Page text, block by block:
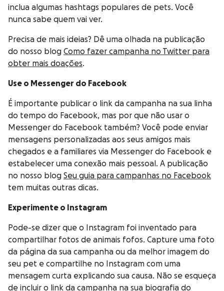
inclua algumas hashtags populares de pets. Você
nunca sabe quem vai ver.
Precisa de mais ideias? Dê uma olhada na publicação
do nosso blog Como fazer campanha no Twitter para
obter mais doações.
Use o Messenger do Facebook
É importante publicar o link da campanha na sua linha
do tempo do Facebook, mas por que não usar o
Messenger do Facebook também? Você pode enviar
mensagens personalizadas aos seus amigos mais
chegados e a familiares via Messenger do Facebook e
estabelecer uma conexão mais pessoal. A publicação
no nosso blog Seu guia para campanhas no Facebook
tem muitas outras dicas.
Experimente o Instagram
Pode-se dizer que o Instagram foi inventado para
compartilhar fotos de animais fofos. Capture uma foto
da página da sua campanha ou da melhor imagem do
seu pet e compartilhe no Instagram com uma
mensagem curta explicando sua causa. Não se esqueça
de incluir o link da campanha na sua biografia do